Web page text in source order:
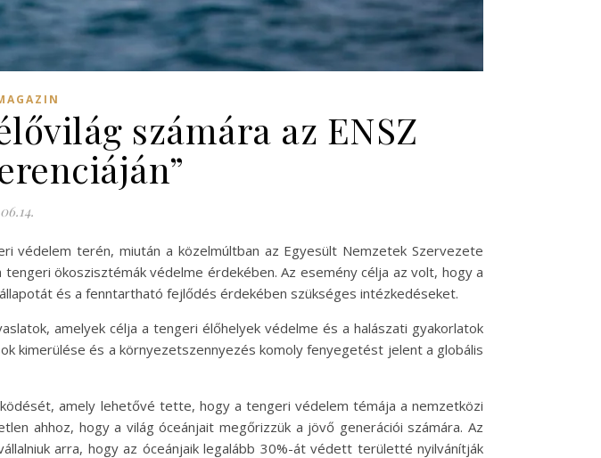
számára az ENSZ
védelem terén, miután a közelmúltban az Egyesült Nemzetek Szervezete
ökoszisztémák védelme érdekében. Az esemény célja az volt, hogy a
és a fenntartható fejlődés érdekében szükséges intézkedéseket.
amelyek célja a tengeri élőhelyek védelme és a halászati gyakorlatok
kimerülése és a környezetszennyezés komoly fenyegetést jelent a globális
amely lehetővé tette, hogy a tengeri védelem témája a nemzetközi
ahhoz, hogy a világ óceánjait megőrizzük a jövő generációi számára. Az
arra, hogy az óceánjaik legalább 30%-át védett területté nyilvánítják